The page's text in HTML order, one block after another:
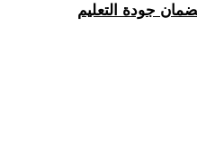
جودة التعليم